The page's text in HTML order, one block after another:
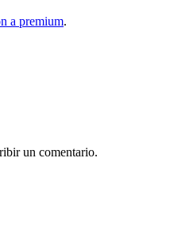
a premium.
un comentario.